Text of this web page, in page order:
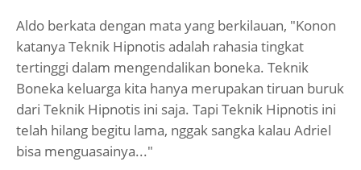
Aldo berkata dengan mata yang berkilauan, "Konon
katanya Teknik Hipnotis adalah rahasia tingkat
tertinggi dalam mengendalikan boneka. Teknik
Boneka keluarga kita hanya merupakan tiruan buruk
dari Teknik Hipnotis ini saja. Tapi Teknik Hipnotis ini
telah hilang begitu lama, nggak sangka kalau Adriel
bisa menguasainya..."